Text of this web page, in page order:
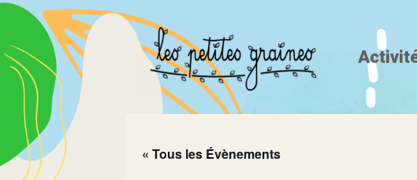
Aller
contenu
« Tous les Évènements